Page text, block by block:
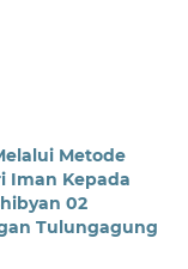
Metode
Iman Kepada
02
Tulungagung